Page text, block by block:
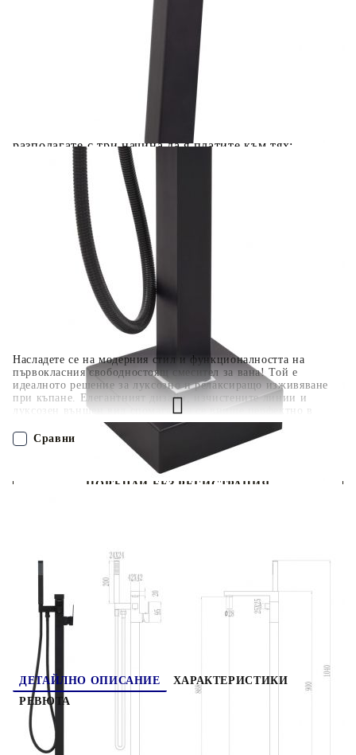
Насладете се на модерния стил и функционалността на
първокласния свободностоящ смесител за вана! Той е
идеалното решение за луксозно и релаксиращо изживяване
при къпане. Елегантният дизайн, изчистените линии и
луксозен външен вид спомагат да се впише перфектно в
декора на вашата баня. Хромираният ръчен душ е оборудван
със 150 см маркуч за изплакване на ваната, а маркучът и
кранчето са изработени от първокласна неръждаема стомана,
което прави целия комплект издръжлив и гарантира
дългосрочна употреба. Смесителят за вана се нуждае от
монтаж; монтажните материали са включени в доставката.
Предоставената таблица е с информационна цел.
Добавете продукта в количката си с бутона "Добави в
количката" и при поръчка ще можете да изберете броя
Когато плащате с NewPay, всъщност NewPay плаща
поръчката Ви вместо Вас. Вие я получавате и
разполагате с три начина да я платите към тях:
Отложено до 30 дни от момента на изпращане на
поръчката без оскъпяване. За покупки на стойност до
400 лв. / €204,52
Плащане на 4 вноски. Заплащате 20% от стойността на
поръчката си на момента с карта. Останалата сума се
разделя на 3 равни месечни вноски без оскъпяване. За
покупки на стойност до 1000 лв. / €511.31
Плащане на 6 вноски. Стойността на поръчката се
разпределя в 6 равни месечни вноски с оскъпяване. За
покупки на стойност до 2000 лв. / €1022.61
ПОРЪЧАЙ БЕЗ РЕГИСТРАЦИЯ
Оцени продукта
Сравни
ДЕТАЙЛНО ОПИСАНИЕ
ХАРАКТЕРИСТИКИ
РЕВЮТА
Насладете се на модерния стил и